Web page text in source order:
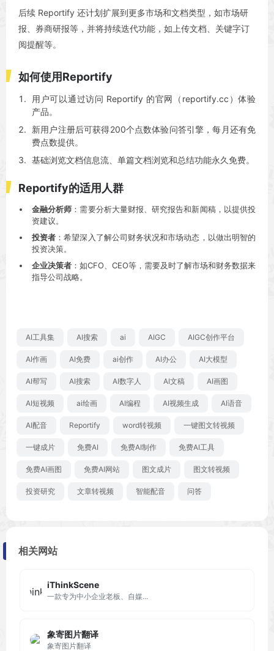
后续 Reportify 还计划扩展到更多市场和文档类型，如市场研
报、券商研报等，并将持续迭代功能，如上传文档、关键字订
阅提醒等。
如何使用Reportify
用户可以通过访问 Reportify 的官网（reportify.cc）体验
产品。
新用户注册后可获得200个点数体验问答引擎，每月还有免
费点数提供。
基础浏览文档信息流、单篇文档浏览和总结功能永久免费。
Reportify的适用人群
金融分析师 ：需要分析大量财报、研究报告和新闻稿，以提供投
资建议。
投资者 ：希望深入了解公司财务状况和市场动态，以做出明智的
投资决策。
企业决策者 ：如CFO、CEO等，需要及时了解市场和财务数据来
指导公司战略。
AI工具集 AI搜索 ai AIGC AIGC创作平台
AI作画 AI免费 ai创作 AI办公 AI大模型
AI帮写 AI搜索 AI数字人 AI文稿 AI画图
AI短视频 ai绘画 AI编程 AI视频生成 AI语音
AI配音 Reportify word转视频 一键图文转视频
一键成片 免费AI 免费AI制作 免费AI工具
免费AI画图 免费AI网站 图文成片 图文转视频
投资研究 文章转视频 智能配音 问答
相关网站
iThinkScene
一款专为中小企业老板、自媒...
象寄图片翻译
象寄图片翻译